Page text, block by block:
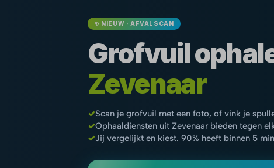
✨ NIEUW · AFVALSCAN
Grofvuil
Zevenaar
✓Scan je grofvuil met een foto, of vink je
✓Ophaaldiensten uit Zevenaar bieden tegen
✓Jij vergelijkt en kiest. 90% heeft binnen 5